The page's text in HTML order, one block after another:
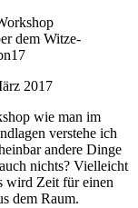
dem Witze-
2017
wie man im
verstehe ich
andere Dinge
nichts? Vielleicht
wird Zeit für einen
dem Raum.